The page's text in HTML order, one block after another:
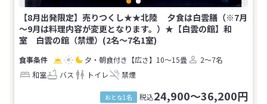
【8月出発限定】売りつくし★★北陸 夕食は白雲膳（※7月
～9月は料理内容が変更となります。）★【白雲の館】和
室 白雲の館（禁煙）(2名～7名1室)
夕・朝食付き 【広さ】10～15畳
2～7名
和室
バス トイレ 禁煙
おとな1名 税込24,900～36,200円